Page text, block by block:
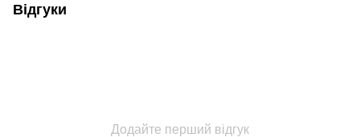
Відгуки
Додайте перший відгук